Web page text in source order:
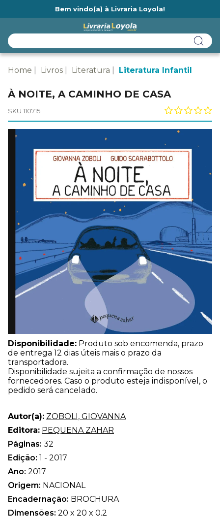
Bem vindo(a) à Livraria Loyola!
Home Livros Literatura Literatura Infantil
À NOITE, A CAMINHO DE CASA
SKU 110715
Disponibilidade: Produto sob encomenda, prazo
de entrega 12 dias úteis mais o prazo da
transportadora.
Disponibilidade sujeita a confirmação de nossos
fornecedores. Caso o produto esteja indisponível, o
pedido será cancelado.
Autor(a): ZOBOLI, GIOVANNA
Editora: PEQUENA ZAHAR
Páginas: 32
Edição: 1 - 2017
Ano: 2017
Origem: NACIONAL
Encadernação: BROCHURA
Dimensões: 20 x 20 x 0.2